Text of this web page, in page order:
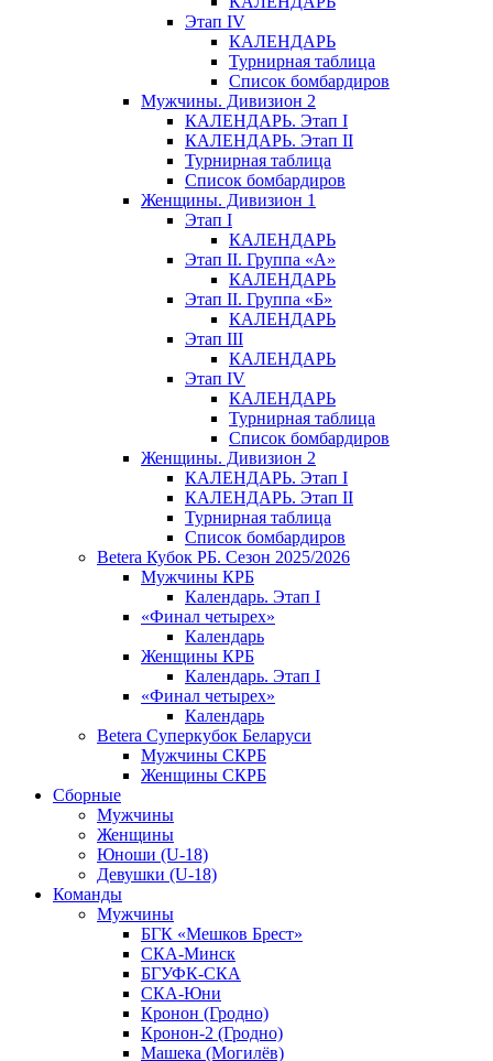
Этап IV
КАЛЕНДАРЬ
Турнирная таблица
Список бомбардиров
Мужчины. Дивизион 2
КАЛЕНДАРЬ. Этап I
КАЛЕНДАРЬ. Этап II
Турнирная таблица
Список бомбардиров
Женщины. Дивизион 1
Этап I
КАЛЕНДАРЬ
Этап II. Группа «А»
КАЛЕНДАРЬ
Этап II. Группа «Б»
КАЛЕНДАРЬ
Этап III
КАЛЕНДАРЬ
Этап IV
КАЛЕНДАРЬ
Турнирная таблица
Список бомбардиров
Женщины. Дивизион 2
КАЛЕНДАРЬ. Этап I
КАЛЕНДАРЬ. Этап II
Турнирная таблица
Список бомбардиров
Betera Кубок РБ. Сезон 2025/2026
Мужчины КРБ
Календарь. Этап I
«Финал четырех»
Календарь
Женщины КРБ
Календарь. Этап I
«Финал четырех»
Календарь
Betera Суперкубок Беларуси
Мужчины СКРБ
Женщины СКРБ
Сборные
Мужчины
Женщины
Юноши (U-18)
Девушки (U-18)
Команды
Мужчины
БГК «Мешков Брест»
СКА-Минск
БГУФК-СКА
СКА-Юни
Кронон (Гродно)
Кронон-2 (Гродно)
Машека (Могилёв)